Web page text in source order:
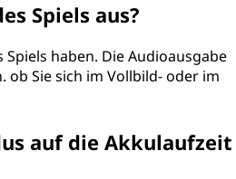
Spiels aus?
haben. Die Audioausgabe
Sie sich im Vollbild- oder im
auf die Akkulaufzeit